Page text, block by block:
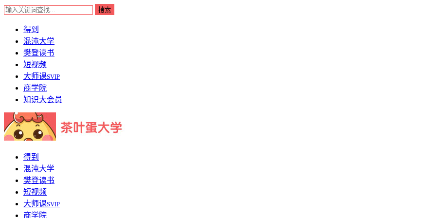
得到
混沌大学
樊登读书
短视频
大师课SVIP
商学院
知识大会员
得到
混沌大学
樊登读书
短视频
大师课SVIP
商学院